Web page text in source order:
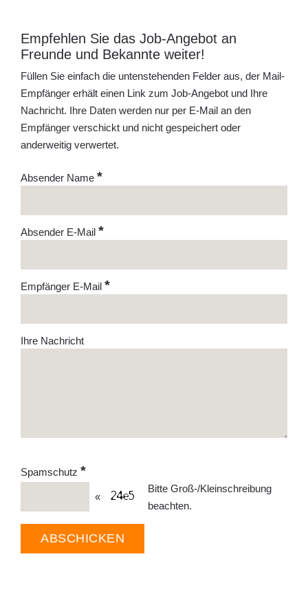
Empfehlen Sie das Job-Angebot an
Freunde und Bekannte weiter!
Füllen Sie einfach die untenstehenden Felder aus, der Mail-
Empfänger erhält einen Link zum Job-Angebot und Ihre
Nachricht. Ihre Daten werden nur per E-Mail an den
Empfänger verschickt und nicht gespeichert oder
anderweitig verwertet.
Absender Name *
Absender E-Mail *
Empfänger E-Mail *
Ihre Nachricht
Spamschutz *
«
Bitte Groß-/Kleinschreibung
beachten.